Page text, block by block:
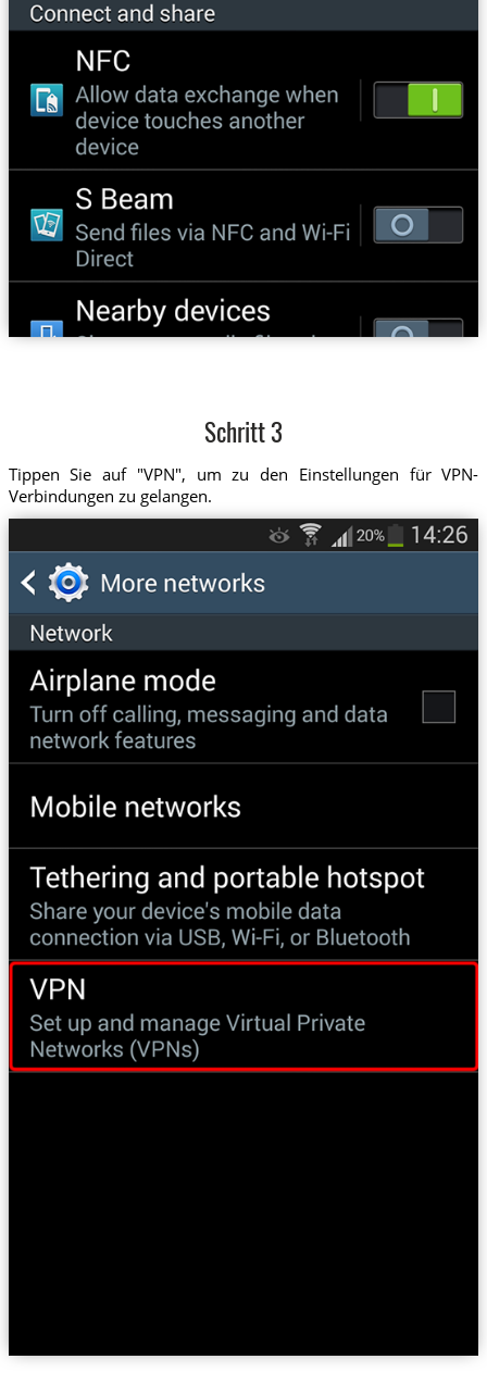
Schritt 3
Tippen Sie auf "VPN", um zu den Einstellungen für VPN-
Verbindungen zu gelangen.